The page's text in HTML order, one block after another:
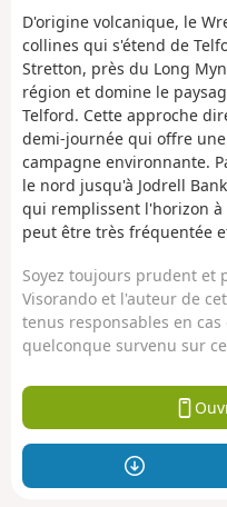
D'origine volcanique, le
collines qui s'étend de
Stretton, près du Long
région et domine le
Telford. Cette approche
demi-journée qui offre
campagne environnante.
le nord jusqu'à Jodrell
qui remplissent l'horizon à
peut être très fréquentée
Soyez toujours prudent et
Visorando et l'auteur de
tenus responsables en
quelconque survenu sur